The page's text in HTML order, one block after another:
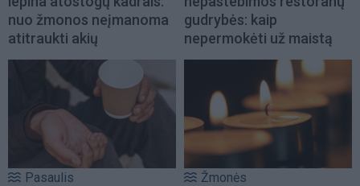
nuo žmonos neįmanoma
atitraukti akių
gudrybės: kaip
nepermokėti už maistą
Pasaulis Žmonės